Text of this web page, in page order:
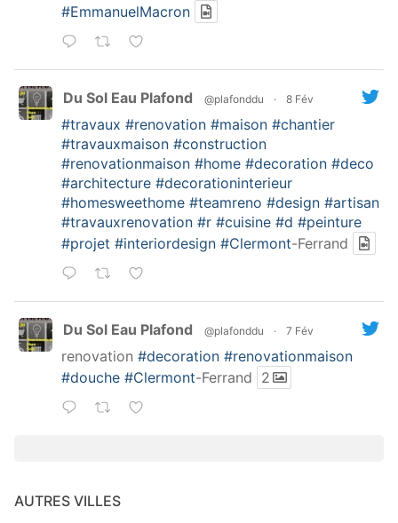
#EmmanuelMacron
Du Sol Eau Plafond @plafonddu · 8 Fév
#travaux #renovation #maison #chantier
#travauxmaison #construction
#renovationmaison #home #decoration #deco
#architecture #decorationinterieur
#homesweethome #teamreno #design #artisan
#travauxrenovation #r #cuisine #d #peinture
#projet #interiordesign #Clermont-Ferrand
Du Sol Eau Plafond @plafonddu · 7 Fév
renovation #decoration #renovationmaison
#douche #Clermont-Ferrand 2
AUTRES VILLES